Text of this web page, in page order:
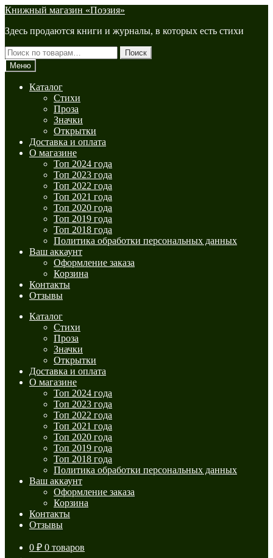
Перейти
навигации
Перейти
содержимому
Книжный магазин «Поэзия»
Здесь продаются книги и журналы, в которых есть стихи
Искать:
Поиск
Меню
Каталог
Стихи
Проза
Значки
Открытки
Доставка и оплата
О магазине
Топ 2024 года
Топ 2023 года
Топ 2022 года
Топ 2021 года
Топ 2020 года
Топ 2019 года
Топ 2018 года
Политика обработки персональных данных
Ваш аккаунт
Оформление заказа
Корзина
Контакты
Отзывы
Каталог
Стихи
Проза
Значки
Открытки
Доставка и оплата
О магазине
Топ 2024 года
Топ 2023 года
Топ 2022 года
Топ 2021 года
Топ 2020 года
Топ 2019 года
Топ 2018 года
Политика обработки персональных данных
Ваш аккаунт
Оформление заказа
Корзина
Контакты
Отзывы
0 ₽ 0 товаров